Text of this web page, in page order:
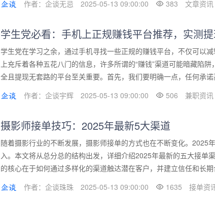
作者：企谈无忌
2025-05-13 09:00:00 383 文章资讯
学生党必看：手机上正规赚钱平台推荐，实测
学生党在学习之余，通过手机寻找一些正规的赚钱平台，不仅可以
上充斥着各种五花八门的信息，许多所谓的“赚钱”渠道可能暗藏陷
全且提现无套路的平台至关重要。首先，我们要明确一点，任何承
作者：企谈宇辉
2025-05-13 09:00:00 506 兼职资讯
摄影师接单技巧：2025年最新5大渠道
随着摄影行业的不断发展，摄影师接单的方式也在不断变化。2025
入。本文将从总分总的结构出发，详细介绍2025年最新的五大接单
的核心在于如何通过多样化的渠道触达潜在客户，并建立信任和长
作者：企谈珠珠
2025-05-13 09:00:00 1635 接单资